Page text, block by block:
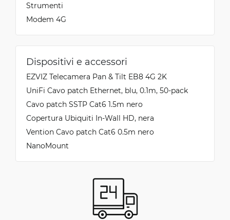
Strumenti
Modem 4G
Dispositivi e accessori
EZVIZ Telecamera Pan & Tilt EB8 4G 2K
UniFi Cavo patch Ethernet, blu, 0.1m, 50-pack
Cavo patch SSTP Cat6 1.5m nero
Copertura Ubiquiti In-Wall HD, nera
Vention Cavo patch Cat6 0.5m nero
NanoMount